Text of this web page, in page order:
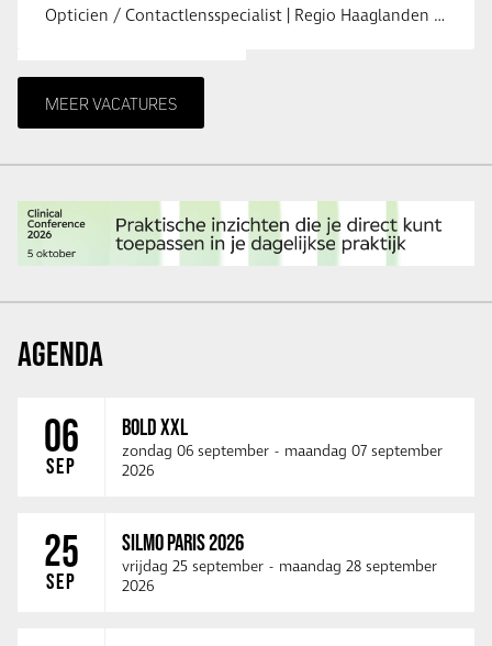
Opticien / Contactlensspecialist | Regio Haaglanden & Rotterdam Saludos uit …
MEER VACATURES
AGENDA
06
SEP
BOLD XXL
zondag 06 september - maandag 07 september
2026
25
SEP
SILMO PARIS 2026
vrijdag 25 september - maandag 28 september
2026